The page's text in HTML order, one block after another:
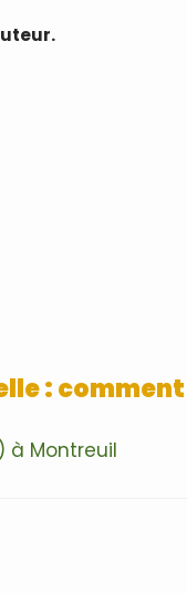
:
à Montreuil